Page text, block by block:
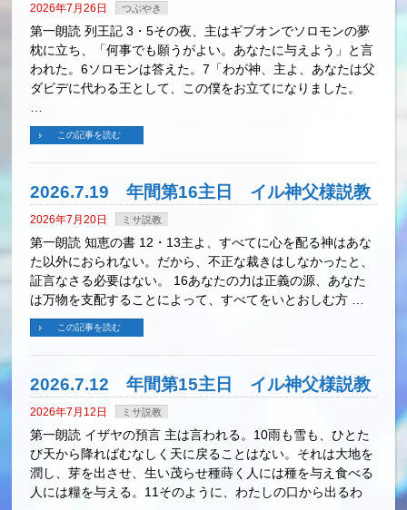
2026年7月26日 つぶやき
第一朗読 列王記 3・5その夜、主はギブオンでソロモンの夢
枕に立ち、「何事でも願うがよい。あなたに与えよう」と言
われた。6ソロモンは答えた。7「わが神、主よ、あなたは父
ダビデに代わる王として、この僕をお立てになりました。
この記事を読む
2026.7.19 年間第16主日 イル神父様説教
2026年7月20日 ミサ説教
第一朗読 知恵の書 12・13主よ、すべてに心を配る神はあな
た以外におられない。だから、不正な裁きはしなかったと、
証言なさる必要はない。 16あなたの力は正義の源、あなた
は万物を支配することによって、すべてをいとおしむ方 …
この記事を読む
2026.7.12 年間第15主日 イル神父様説教
2026年7月12日 ミサ説教
第一朗読 イザヤの預言 主は言われる。10雨も雪も、ひとた
び天から降ればむなしく天に戻ることはない。それは大地を
潤し、芽を出させ、生い茂らせ種蒔く人には種を与え食べる
人には糧を与える。11そのように、わたしの口から出るわ